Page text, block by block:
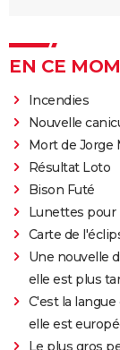
EN CE
Incendies
Nouvelle
Mort de Jorge
Résultat Loto
Bison Futé
Lunettes pour
Carte de
Une nouvelle
elle est plus
C'est la
elle est
Le plus gros